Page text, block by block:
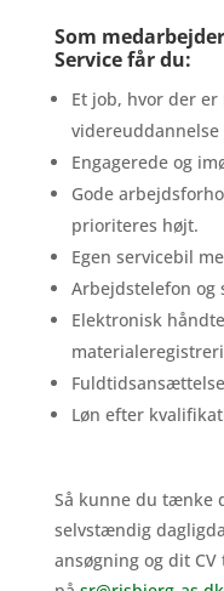
Som
Service får du:
Et job, hvor der
Engagerede og
Gode
prioriteres højt.
Egen servicebil
Arbejdstelefon og
Elektronisk
Løn efter
Så kunne du tænke
selvstændig
ansøgning og dit